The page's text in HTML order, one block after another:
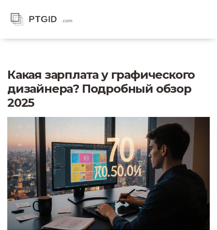
Какая зарплата у графического
дизайнера? Подробный обзор
2025